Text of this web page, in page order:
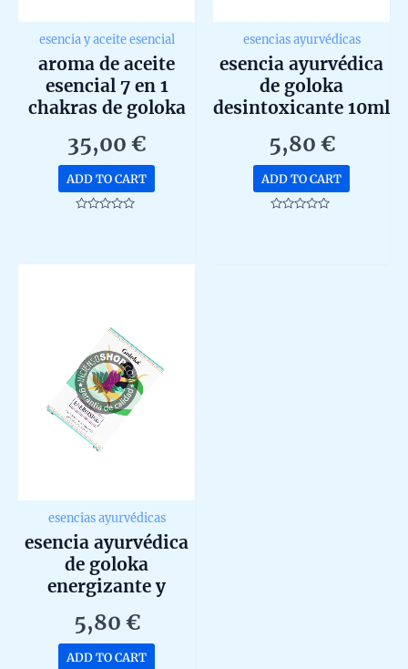
esencia y aceite esencial
aroma de aceite
esencial 7 en 1
chakras de goloka
35,00 €
ADD TO CART
5
esencias ayurvédicas
esencia ayurvédica
de goloka
desintoxicante 10ml
5,80 €
ADD TO CART
esencias ayurvédicas
esencia ayurvédica
de goloka
energizante y
5,80 €
ADD TO CART